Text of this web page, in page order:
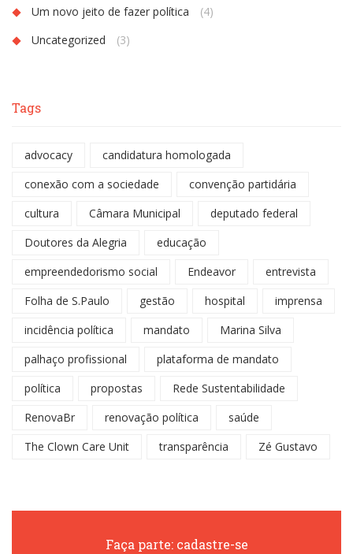
Um novo jeito de fazer política
(4)
Uncategorized
(3)
Tags
advocacy
candidatura homologada
conexão com a sociedade
convenção partidária
cultura
Câmara Municipal
deputado federal
Doutores da Alegria
educação
empreendedorismo social
Endeavor
entrevista
Folha de S.Paulo
gestão hospital
imprensa
incidência política
mandato
Marina Silva
palhaço profissional
plataforma de mandato
política
propostas
Rede Sustentabilidade
RenovaBr
renovação política
saúde
The Clown Care Unit
transparência Zé Gustavo
Faça parte: cadastre-se